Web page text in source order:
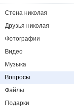
Стена николая
Друзья николая
Фотографии
Видео
Музыка
Вопросы
Файлы
Подарки